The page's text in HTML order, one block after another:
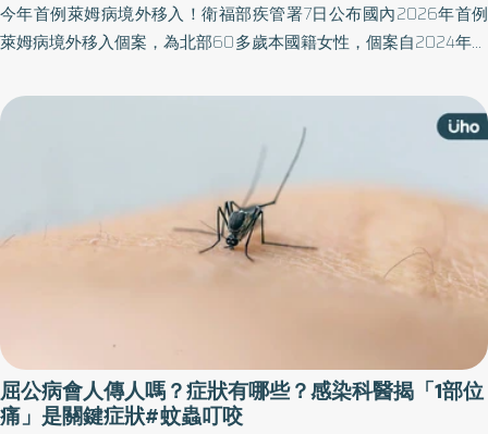
今年首例萊姆病境外移入！衛福部疾管署7日公布國內2026年首例
萊姆病境外移入個案，為北部60多歲本國籍女性，個案自2024年起
再次就醫確診。疾管署示警，全球近年疫情上升且地理分布明顯擴
屈公病會人傳人嗎？症狀有哪些？感染科醫揭「1部位
痛」是關鍵症狀#蚊蟲叮咬